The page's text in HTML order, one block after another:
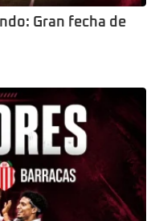
Gran fecha de